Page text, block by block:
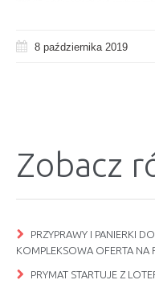
8 października 2019
Zobacz
PRZYPRAWY I PANIERKI
KOMPLEKSOWA OFERTA NA
PRYMAT STARTUJE Z